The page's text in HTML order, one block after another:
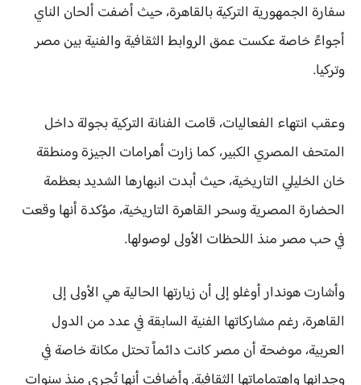
سفارة الجمهورية التركية بالقاهرة، حيث أضفت ألحان الناي
أجواءً خاصة عكست عمق الروابط الثقافية والفنية بين مصر
وتركيا.
وعقب انتهاء الفعاليات، قامت الفنانة التركية بجولة داخل
المتحف المصري الكبير، كما زارت أهرامات الجيزة ومنطقة
خان الخليلي التاريخية، حيث أبدت انبهارها الشديد بعظمة
الحضارة المصرية وسحر القاهرة التاريخية، مؤكدة أنها وقعت
في حب مصر منذ اللحظات الأولى لوصولها.
وأشارت هوندار أوغلو إلى أن زيارتها الحالية هي الأولى إلى
القاهرة، رغم مشاركاتها الفنية السابقة في عدد من الدول
العربية، موضحة أن مصر كانت دائماً تحتل مكانة خاصة في
وجدانها واهتماماتها الثقافية. وأضافت أنها تُجري منذ سنوات